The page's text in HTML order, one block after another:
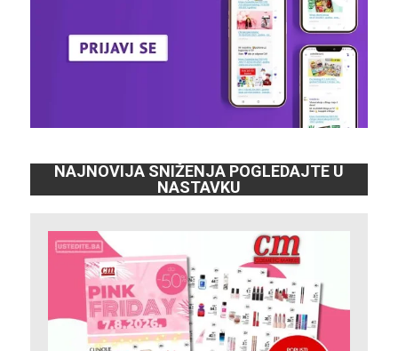
NAJNOVIJA SNIŽENJA POGLEDAJTE U
NASTAVKU